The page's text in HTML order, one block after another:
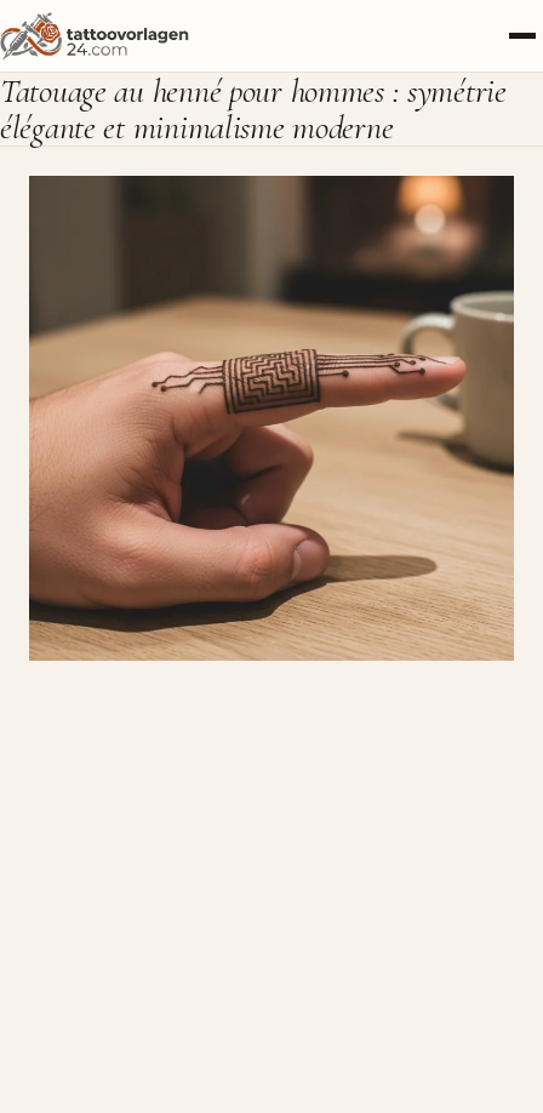
Tatouage au henné pour hommes : symétrie
élégante et minimalisme moderne